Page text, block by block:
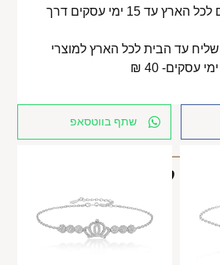
משלוח בדואר רשום לכל הארץ עד 15 ימי עסקים דרך
עד הבית לכל הארץ למוצרי
שתף בווטסאפ
קשורים